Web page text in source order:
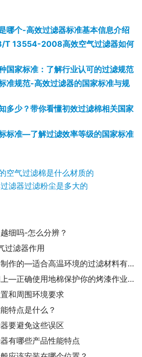
哪个-高效过滤器标准基本信息介绍
T 13554-2008高效空气过滤器如何
国家标准：了解行业认可的过滤规范
准规范-高效过滤器的国家标准与规
多少？带你看懂初效过滤棉相关国家
标准—了解过滤效率等级的国家标准
空气过滤棉是什么材质的
滤器过滤粉尘是多大的
细吗-怎么分辨？
过滤器作用
高温棉是什么材料制作的—适合高温环境的过滤材料有哪些
烤漆房地棉哪边朝上—正确使用地棉保护你的烤漆作业！
和周围环境要求
特点是什么？
要避免这些误区
有哪些产品性能特点